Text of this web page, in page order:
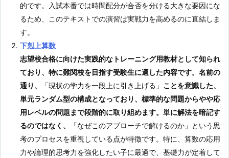
的です。入試本番では時間配分が合否を分ける大きな要因にな
るため、このテキストでの演習は実戦力を高めるのに直結しま
す。
下剋上算数
志望校合格に向けた実践的なトレーニング用教材として知られ
ており、特に難関校を目指す受験生に適した内容です。名前の
通り、
「現状の学力を一段上に引き上げる」 ことを意識した、
単元ランダム型の構成となっており、標準的な問題からやや応
用レベルの問題まで段階的に取り組めます。 単に解法を暗記す
るのではなく、
「なぜこのアプローチで解けるのか」という思
考のプロセスを重視している点が特徴です。特に、算数の応用
力や論理的思考力を強化したい子に最適で、基礎力が定着して